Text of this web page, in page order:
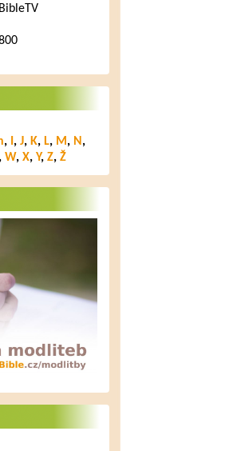
, , J, K, L, M, N ,
W, X, Y, Z, Ž